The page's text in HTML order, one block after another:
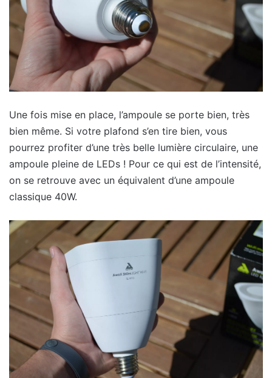
Une fois mise en place, l’ampoule se porte bien, très
bien même. Si votre plafond s’en tire bien, vous
pourrez profiter d’une très belle lumière circulaire, une
ampoule pleine de LEDs ! Pour ce qui est de l’intensité,
on se retrouve avec un équivalent d’une ampoule
classique 40W.